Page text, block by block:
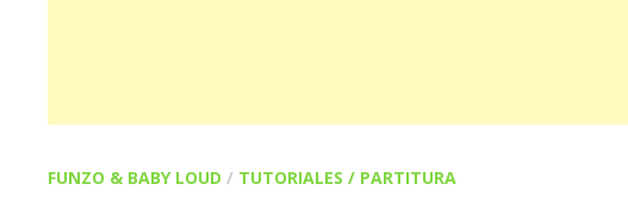
FUNZO & BABY LOUD / TUTORIALES / PARTITURA